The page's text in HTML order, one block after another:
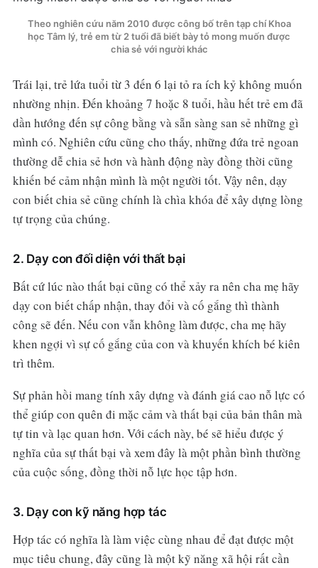
Theo nghiên cứu năm 2010 được công bố trên tạp chí Khoa
học Tâm lý, trẻ em từ 2 tuổi đã biết bày tỏ mong muốn được
chia sẻ với người khác
Trái lại, trẻ lứa tuổi từ 3 đến 6 lại tỏ ra ích kỷ không muốn
nhường nhịn. Đến khoảng 7 hoặc 8 tuổi, hầu hết trẻ em đã
dần hướng đến sự công bằng và sẵn sàng san sẻ những gì
mình có. Nghiên cứu cũng cho thấy, những đứa trẻ ngoan
thường dễ chia sẻ hơn và hành động này đồng thời cũng
khiến bé cảm nhận mình là một người tốt. Vậy nên, dạy
con biết chia sẻ cũng chính là chìa khóa để xây dựng lòng
tự trọng của chúng.
2. Dạy con đối diện với thất bại
Bất cứ lúc nào thất bại cũng có thể xảy ra nên cha mẹ hãy
dạy con biết chấp nhận, thay đổi và cố gắng thì thành
công sẽ đến. Nếu con vẫn không làm được, cha mẹ hãy
khen ngợi vì sự cố gắng của con và khuyến khích bé kiên
trì thêm.
Sự phản hồi mang tính xây dựng và đánh giá cao nỗ lực có
thể giúp con quên đi mặc cảm và thất bại của bản thân mà
tự tin và lạc quan hơn. Với cách này, bé sẽ hiểu được ý
nghĩa của sự thất bại và xem đây là một phần bình thường
của cuộc sống, đồng thời nỗ lực học tập hơn.
3. Dạy con kỹ năng hợp tác
Hợp tác có nghĩa là làm việc cùng nhau để đạt được một
mục tiêu chung, đây cũng là một kỹ năng xã hội rất cần